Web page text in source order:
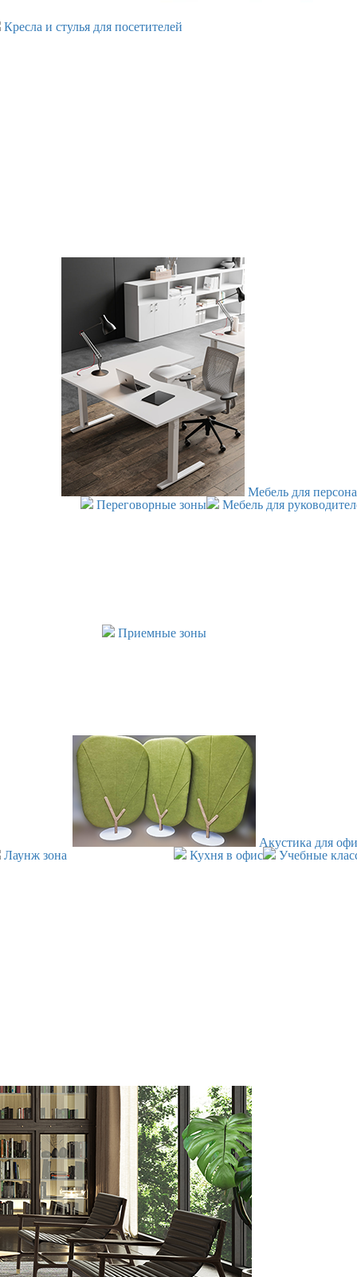
Кресла и стулья для посетителей
Мебель для
Мебель для
Переговорные зоны
Приемные зоны
Акустика для
Учебные
Лаунж зона Кухня в офис